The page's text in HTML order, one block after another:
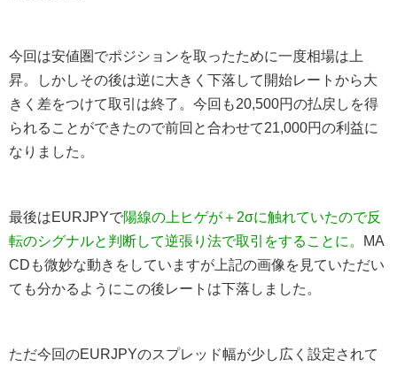
今回は安値圏でポジションを取ったために一度相場は上
昇。しかしその後は逆に大きく下落して開始レートから大
きく差をつけて取引は終了。今回も20,500円の払戻しを得
られることができたので前回と合わせて21,000円の利益に
なりました。
最後はEURJPYで陽線の上ヒゲが＋2σに触れていたので反
転のシグナルと判断して逆張り法で取引をすることに。
MA
CDも微妙な動きをしていますが上記の画像を見ていただい
ても分かるようにこの後レートは下落しました。
ただ今回のEURJPYのスプレッド幅が少し広く設定されて